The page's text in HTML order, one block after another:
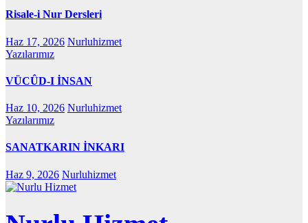
Risale-i Nur Dersleri
Haz 17, 2026 Nurluhizmet
Yazılarımız
VÜCÛD-I İNSAN
Haz 10, 2026 Nurluhizmet
Yazılarımız
SANATKARIN İNKARI
Haz 9, 2026 Nurluhizmet